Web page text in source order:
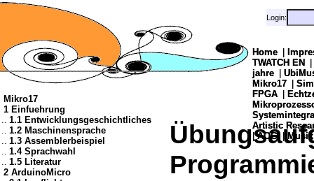
Home
TWATCH EN
jahre
Mikro17
FPGA
Artistic
|AOG | Musik
Login:
Mikro17
1 Einfuehrung
.. 1.1 Entwicklungsgeschichtliches
.. 1.2 Maschinensprache
.. 1.3 Assemblerbeispiel
.. 1.4 Sprachwahl
.. 1.5 Literatur
2 ArduinoMicro
Home
TWATCH EN
jahre
Mikro17
FPGA
Artistic
|AOG | Musik
Login: